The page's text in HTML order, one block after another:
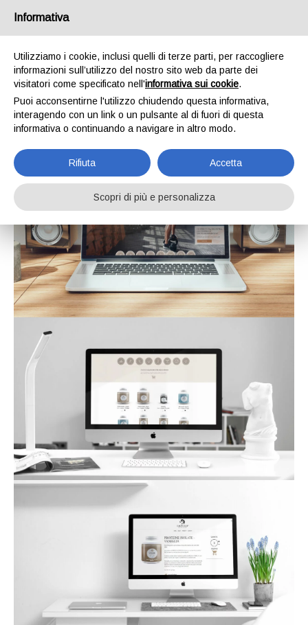
Sito Web
Informativa
Utilizziamo i cookie, inclusi quelli di terze parti, per raccogliere
informazioni sull’utilizzo del nostro sito web da parte dei
visitatori come specificato nell'informativa sui cookie.
Puoi acconsentirne l'utilizzo chiudendo questa informativa,
interagendo con un link o un pulsante al di fuori di questa
informativa o continuando a navigare in altro modo.
Rifiuta Accetta
Scopri di più e personalizza